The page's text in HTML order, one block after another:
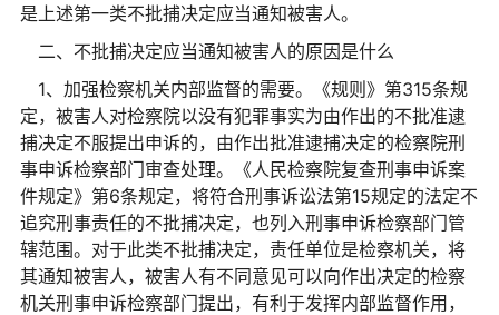
是上述第一类不批捕决定应当通知被害人。
二、不批捕决定应当通知被害人的原因是什么
1、加强检察机关内部监督的需要。《规则》第315条规
定，被害人对检察院以没有犯罪事实为由作出的不批准逮
捕决定不服提出申诉的，由作出批准逮捕决定的检察院刑
事申诉检察部门审查处理。《人民检察院复查刑事申诉案
件规定》第6条规定，将符合刑事诉讼法第15规定的法定不
追究刑事责任的不批捕决定，也列入刑事申诉检察部门管
辖范围。对于此类不批捕决定，责任单位是检察机关，将
其通知被害人，被害人有不同意见可以向作出决定的检察
机关刑事申诉检察部门提出，有利于发挥内部监督作用，